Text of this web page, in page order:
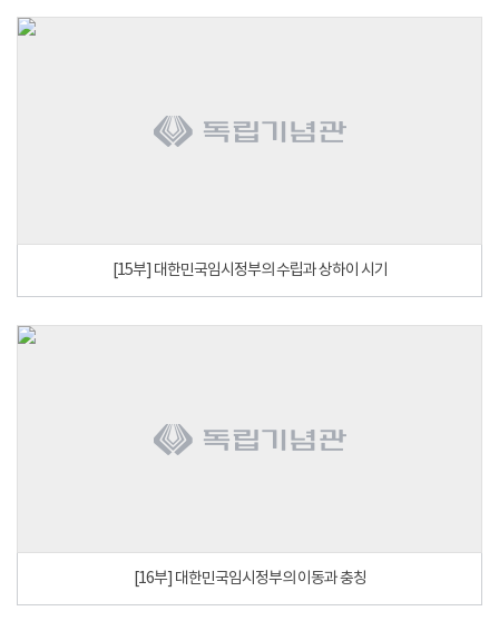
[15부] 대한민국임시정부의 수립과 상하이 시기
[16부] 대한민국임시정부의 이동과 충칭